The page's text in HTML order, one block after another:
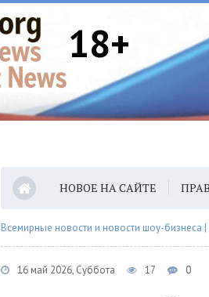
18+
НОВОЕ НА САЙТЕ
Всемирные новости и новости шоу-бизнеса
16 май 2026, Суббота 17 0